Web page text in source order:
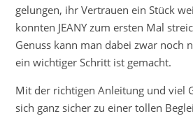
gelungen, ihr Vertrauen ein Stück
konnten JEANY zum ersten Mal
Genuss kann man dabei zwar noch
ein wichtiger Schritt ist gemacht.
Mit der richtigen Anleitung und viel
sich ganz sicher zu einer tollen